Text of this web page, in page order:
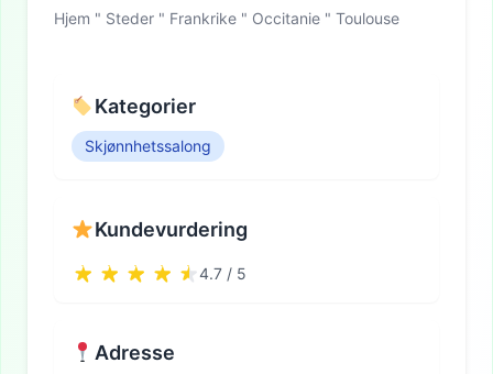
Hjem " Steder " Frankrike " Occitanie " Toulouse
Kategorier
Skjønnhetssalong
Kundevurdering
4.7 / 5
Adresse